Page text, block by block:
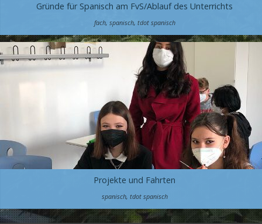
Gründe für Spanisch am FvS/Ablauf des Unterrichts
fach, spanisch, tdot spanisch
Projekte und Fahrten
spanisch, tdot spanisch